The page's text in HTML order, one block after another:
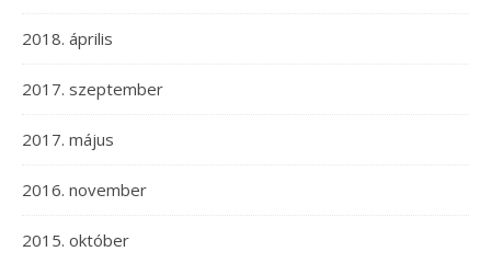
2018. április
2017. szeptember
2017. május
2016. november
2015. október